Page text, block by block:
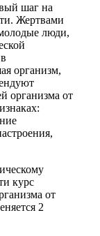
шаг на
Жертвами
люди,
организм,
организма от
курс
от
2